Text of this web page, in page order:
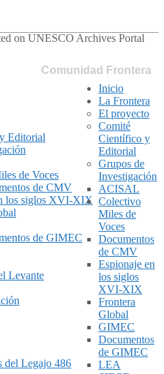
Comunidad Frontera
Editorial
de Voces
de CMV
los siglos XVI-XIX
de GIMEC
Levante
del Legajo 486
Inicio
La Frontera
El proyecto
Comité
Científico y
Editorial
Grupos de
Investigación
ACISAL
Colectivo
Miles de
Voces
Documentos
de CMV
Espionaje en
los siglos
XVI-XIX
Frontera
Global
GIMEC
Documentos
de GIMEC
LEA